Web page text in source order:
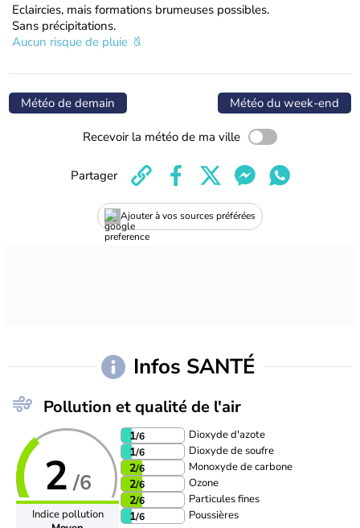
Eclaircies, mais formations brumeuses possibles.
Sans précipitations.
Aucun risque de pluie
Météo de demain Météo du week-end
Recevoir la météo de ma ville
Ajouter à vos sources préférées
Partager
Infos SANTÉ
Pollution et qualité de l'air
2 /6
Indice pollution
1/6 Dioxyde d'azote
1/6 Dioxyde de soufre
2/6 Monoxyde de carbone
2/6 Ozone
2/6 Particules fines
1/6 Poussières